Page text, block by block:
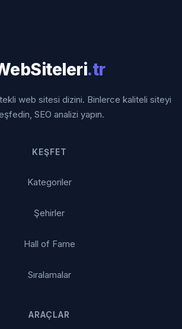
.tr
web sitesi dizini. Binlerce kaliteli siteyi
SEO analizi yapın.
KEŞFET
Kategoriler
Şehirler
Hall of Fame
Sıralamalar
ARAÇLAR